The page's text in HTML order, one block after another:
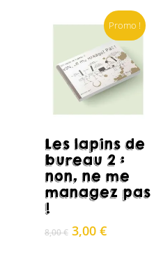
8,00 €.3,00 €.
Promo !
Acheter
Les lapins de
bureau 2 :
non, ne me
managez pas
!
8,00€ Le
3,00 €Le